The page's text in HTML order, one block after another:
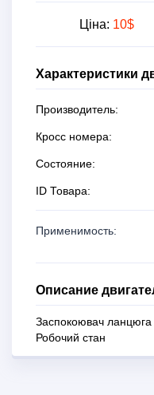
Ціна: 10$
Характеристики
Производитель:
Кросс номера:
Состояние:
ID Товара:
Применимость:
Описание
Заспокоювач
Робочий стан